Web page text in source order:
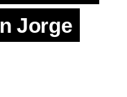
Jorge